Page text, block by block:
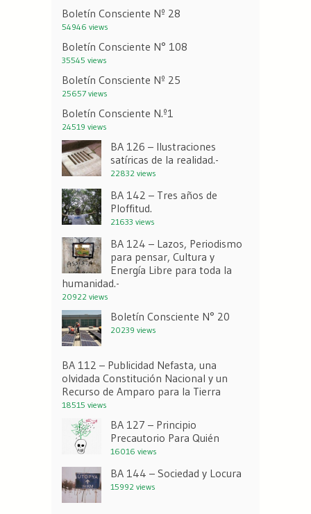
Boletín Consciente Nº 28
54946 views
Boletín Consciente N° 108
35545 views
Boletín Consciente Nº 25
25657 views
Boletín Consciente N.º1
24519 views
BA 126 – Ilustraciones
satíricas de la realidad.-
22832 views
BA 142 – Tres años de
Ploffitud.
21633 views
BA 124 – Lazos, Periodismo
para pensar, Cultura y
Energía Libre para toda la
humanidad.-
20922 views
Boletín Consciente N° 20
20239 views
BA 112 – Publicidad Nefasta, una
olvidada Constitución Nacional y un
Recurso de Amparo para la Tierra
18515 views
BA 127 – Principio
Precautorio Para Quién
16016 views
BA 144 – Sociedad y Locura
15992 views